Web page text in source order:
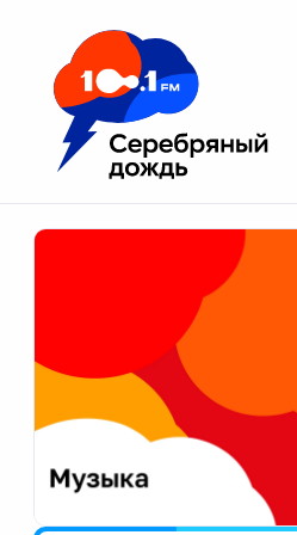
Москва 100.1 FM
Апатиты
Екатеринбург
Калининград
Калуга